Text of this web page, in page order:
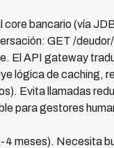
bancario (vía
GET /
El API gateway
lógica de caching,
Evita llamadas
para gestores
meses). Necesita